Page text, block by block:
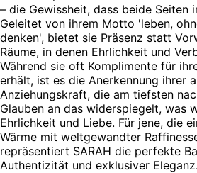
– die Gewissheit, dass beide Seiten
Geleitet von ihrem Motto 'leben,
denken', bietet sie Präsenz statt
Räume, in denen Ehrlichkeit und
Während sie oft Komplimente für
erhält, ist es die Anerkennung ihrer
Anziehungskraft, die am tiefsten
Glauben an das widerspiegelt, was
Ehrlichkeit und Liebe. Für jene, die
Wärme mit weltgewandter
repräsentiert SARAH die perfekte
Authentizität und exklusiver Eleganz.